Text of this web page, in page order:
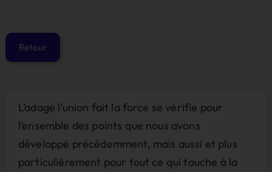
L’adage l’union fait la force se vérifie pour
l’ensemble des points que nous avons
développé précédemment, mais aussi et plus
particulièrement pour tout ce qui touche à la